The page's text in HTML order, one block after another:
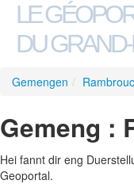
LE
DU
Gemengen /
Gemeng :
Hei fannt dir eng
Geoportal.